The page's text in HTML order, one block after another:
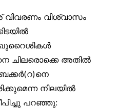
വിശ്വാസം
ഖുറൈശികൾ
ചിലരൊക്കെ അതിൽ
നിലയിൽ
പറഞ്ഞു: